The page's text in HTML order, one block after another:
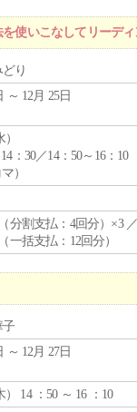
使いこなしてリーディ
り
～ 12月 25日
）
：30／14：50～16：10
）
分割支払：4回分）×3
一括支払：12回分）
～ 12月 27日
） 14 ：50 ～ 16 ：10